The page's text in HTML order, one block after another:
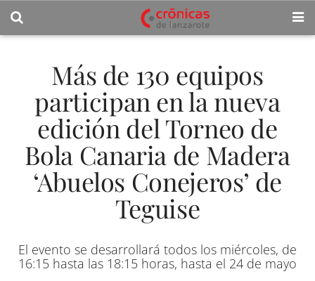
Más de 130 equipos
participan en la nueva
edición del Torneo de
Bola Canaria de Madera
‘Abuelos Conejeros’ de
Teguise
El evento se desarrollará todos los miércoles, de
16:15 hasta las 18:15 horas, hasta el 24 de mayo